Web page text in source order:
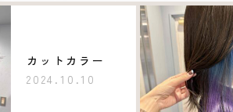
カットカラー
2024.10.10